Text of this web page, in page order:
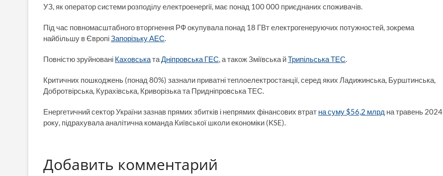
УЗ, як оператор системи розподілу електроенергії, має понад 100 000 приєднаних споживачів.
Під час повномасштабного вторгнення РФ окупувала понад 18 ГВт електрогенеруючих потужностей, зокрема
найбільшу в ЄвропіЗапорізьку АЕС.
Повністю зруйновані КаховськатаДніпровська ГЕС, а також Зміївська йТрипільська ТЕС.
Критичних пошкоджень (понад 80%) зазнали приватні теплоелектростанції, серед яких Ладижинська, Бурштинська,
Добротвірська, Курахівська, Криворізька та Придніпровська ТЕС.
Енергетичний сектор України зазнав прямих збитків і непрямих фінансових втрат на суму $56,2 млрд на травень 2024
року, підрахувала аналітична команда Київської школи економіки (KSE).
Добавить комментарий